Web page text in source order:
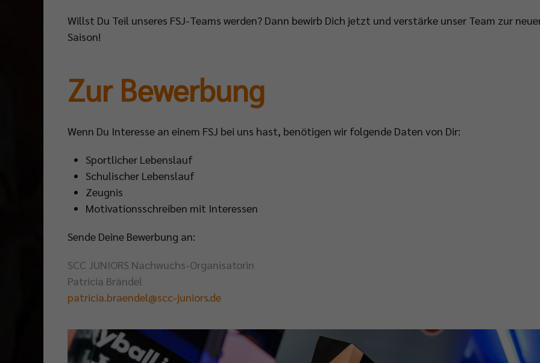
Willst Du Teil unseres FSJ-Teams werden? Dann bewirb Dich jetzt und verstärke unser Team zur
Saison!
Zur Bewerbung
Wenn Du Interesse an einem FSJ bei uns hast, benötigen wir folgende Daten von Dir:
Sportlicher Lebenslauf
Schulischer Lebenslauf
Zeugnis
Motivationsschreiben mit Interessen
Sende Deine Bewerbung an:
SCC JUNIORS Nachwuchs-Organisatorin
Patricia Brändel
patricia.braendel@scc-juniors.de